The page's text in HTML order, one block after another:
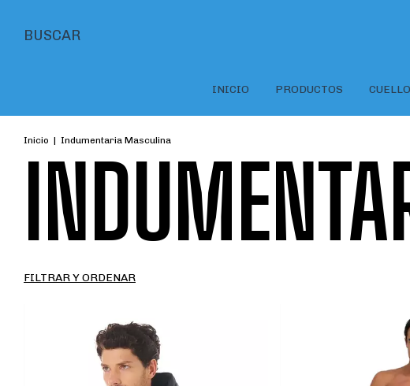
BUSCAR
INICIO PRODUCTOS
Inicio | Indumentaria Masculina
FILTRAR Y ORDENAR